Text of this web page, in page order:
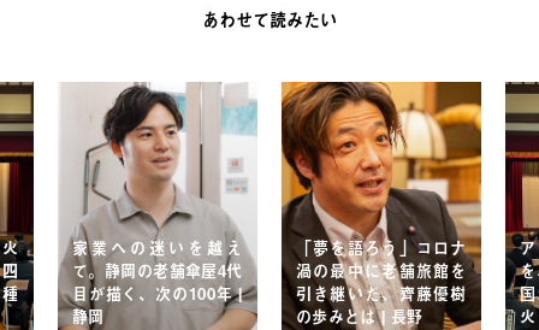
あわせて読みたい
家業への迷いを越え
て。静岡の老舗傘屋4代
目が描く、次の100年 |
静岡
「夢を語ろう」コロナ
渦の最中に老舗旅館を
引き継いだ、齊藤優樹
の歩みとは | 長野